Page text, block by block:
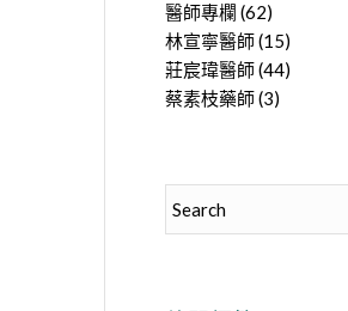
醫師專欄 (62)
林宣寧醫師(15)
莊宸瑋醫師(44)
蔡素枝藥師(3)